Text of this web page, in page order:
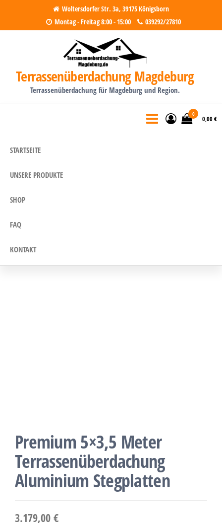
Inhalt
Woltersdorfer Str. 3a, 39175 Königsborn
Montag - Freitag 8:00 - 15:00
039292/27810
Terrassenüberdachung Magdeburg
Terrassenüberdachung für Magdeburg und Region.
0
0,00 €
STARTSEITE
UNSERE PRODUKTE
SHOP
FAQ
KONTAKT
Premium 5×3,5 Meter
Terrassenüberdachung
Aluminium Stegplatten
3.179,00 €